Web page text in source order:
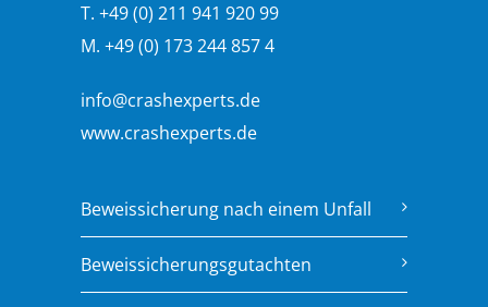
T. +49 (0) 211 941 920 99
M. +49 (0) 173 244 857 4
info@crashexperts.de
www.crashexperts.de
Beweissicherung nach einem Unfall
Beweissicherungsgutachten